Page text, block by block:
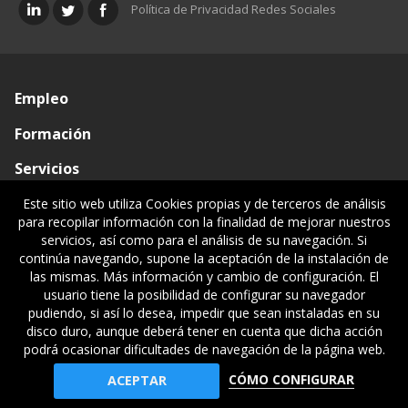
Política de Privacidad Redes Sociales
Empleo
Formación
Servicios
Conócenos
Visado de documentos
Ventanilla única
Políticas legales
© Gipuzkoako Industri Ingeniariaren Elkargo Ofiziala - Colegio
Oficial de Ingenieros Industriales de Gipuzkoa
Este sitio web utiliza Cookies propias y de terceros de análisis
para recopilar información con la finalidad de mejorar nuestros
servicios, así como para el análisis de su navegación. Si
continúa navegando, supone la aceptación de la instalación de
las mismas. Más información y cambio de configuración. El
usuario tiene la posibilidad de configurar su navegador
pudiendo, si así lo desea, impedir que sean instaladas en su
disco duro, aunque deberá tener en cuenta que dicha acción
podrá ocasionar dificultades de navegación de la página web.
ACEPTAR
CÓMO CONFIGURAR